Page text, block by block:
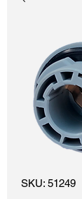
SKU: 51249